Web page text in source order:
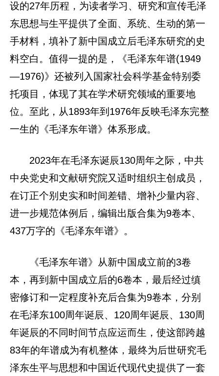
设的27年历程，为读者学习、研究和宣传毛泽
东思想与生平提供了全面、系统、生动的第一
手材料，填补了新中国成立后毛泽东研究的史
料空白。值得一提的是，《毛泽东年谱(1949
—1976)》还被列入国家社会科学基金特别委
托项目，体现了其在学术研究领域的重要地
位。至此，从1893年到1976年反映毛泽东完整
一生的《毛泽东年谱》体系形成。
2023年在毛泽东诞辰130周年之际，中共
中央党史和文献研究院又适时组织主创成员，
在订正个别史实和时间差错、增补少量内容、
进一步规范体例后，编辑出版合集为9卷本、
437万字的《毛泽东年谱》。
《毛泽东年谱》从新中国成立前的3卷
本，再到新中国成立后的6卷本，最后经过缜
密修订和一定程度补充后合集为9卷本，分别
在毛泽东100周年诞辰、120周年诞辰、130周
年诞辰的不同时间节点应运而生，使这部跨越
83年的年谱成为有机整体，最终为后世研究毛
泽东生平与思想和中国近代现代史提供了一套